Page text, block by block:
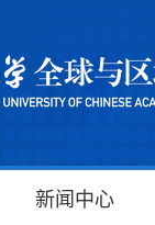
新闻中心